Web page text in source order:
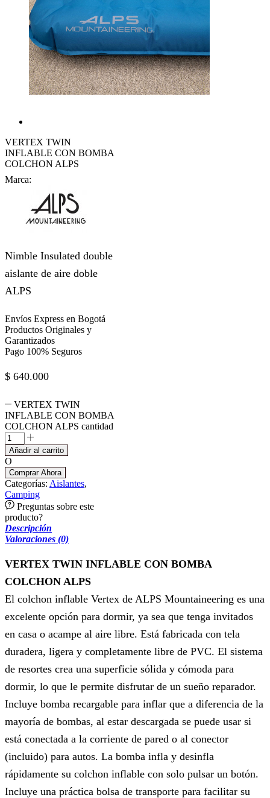
VERTEX TWIN
INFLABLE CON BOMBA
COLCHON ALPS
Marca:
Nimble Insulated double
aislante de aire doble
ALPS
Envíos Express en Bogotá
Productos Originales y
Garantizados
Pago 100% Seguros
$ 640.000
VERTEX TWIN
INFLABLE CON BOMBA
COLCHON ALPS cantidad
Añadir al carrito
O
Comprar Ahora
Categorías: Aislantes,
Camping
Preguntas sobre este
producto?
Descripción
Valoraciones (0)
VERTEX TWIN INFLABLE CON BOMBA
COLCHON ALPS
El colchon inflable Vertex de ALPS Mountaineering es una
excelente opción para dormir, ya sea que tenga invitados
en casa o acampe al aire libre. Está fabricada con tela
duradera, ligera y completamente libre de PVC. El sistema
de resortes crea una superficie sólida y cómoda para
dormir, lo que le permite disfrutar de un sueño reparador.
Incluye bomba recargable para inflar que a diferencia de la
mayoría de bombas, al estar descargada se puede usar si
está conectada a la corriente de pared o al conector
(incluido) para autos. La bomba infla y desinfla
rápidamente su colchon inflable con solo pulsar un botón.
Incluye una práctica bolsa de transporte para facilitar su